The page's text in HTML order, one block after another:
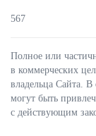
567
Полное или
в коммерческих
владельца Сайта.
могут быть
с действующим